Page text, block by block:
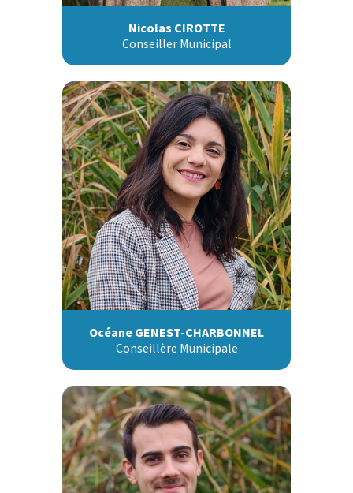
Nicolas CIROTTE
Conseiller Municipal
Océane GENEST-CHARBONNEL
Conseillère Municipale